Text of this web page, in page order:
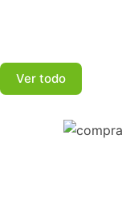
Ver todo